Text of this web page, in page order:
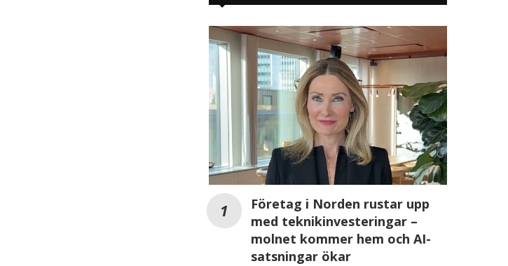
Företag i Norden rustar upp
med teknikinvesteringar –
molnet kommer hem och AI-
satsningar ökar